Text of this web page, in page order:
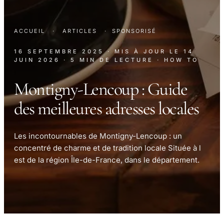
ACCUEIL · ARTICLES · SPONSORISÉ
16 SEPTEMBRE 2025 · MIS À JOUR LE 14
JUIN 2026
· 5 MIN DE LECTURE · HOW TO
Montigny-Lencoup : Guide
des meilleures adresses locales
Les incontournables de Montigny-Lencoup : un
concentré de charme et de tradition locale Située à l
est de la région Île-de-France, dans le département.